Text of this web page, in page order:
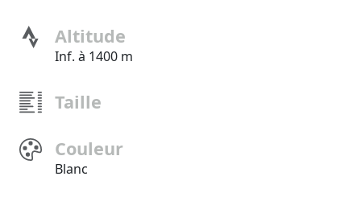
Altitude
Inf. à 1400 m
Taille
Couleur
Blanc